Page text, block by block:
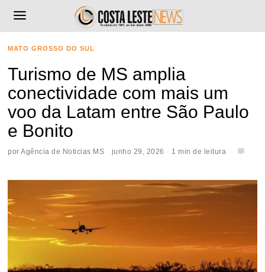
MATO GROSSO DO SUL
Turismo de MS amplia
conectividade com mais um
voo da Latam entre São Paulo
e Bonito
porAgência de Noticias MS junho 29, 2026 1 min de leitura